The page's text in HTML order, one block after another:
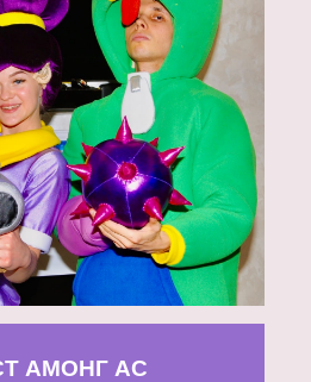
АМОНГ АС